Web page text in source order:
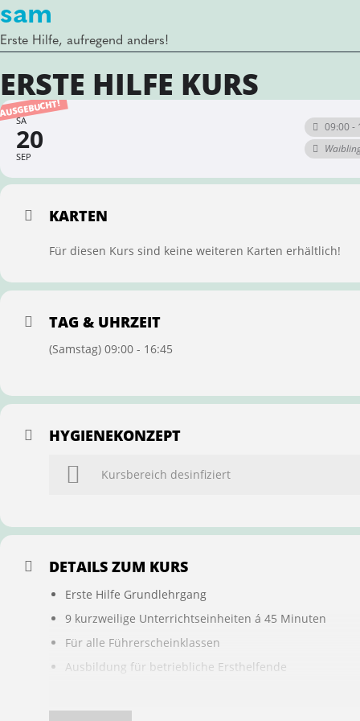
sam
Erste Hilfe, aufregend anders!
ERSTE HILFE KURS
SA
20
SEP
09:00 -
KARTEN
Für diesen Kurs sind keine weiteren Karten erhältlich!
TAG & UHRZEIT
(Samstag) 09:00 - 16:45
HYGIENEKONZEPT
Kursbereich desinfiziert
DETAILS ZUM KURS
Erste Hilfe Grundlehrgang
9 kurzweilige Unterrichtseinheiten á 45 Minuten
Für alle Führerscheinklassen
Ausbildung für betriebliche Ersthelfende